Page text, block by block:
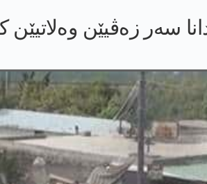
سەر زەڤیێن وەلاتیێن